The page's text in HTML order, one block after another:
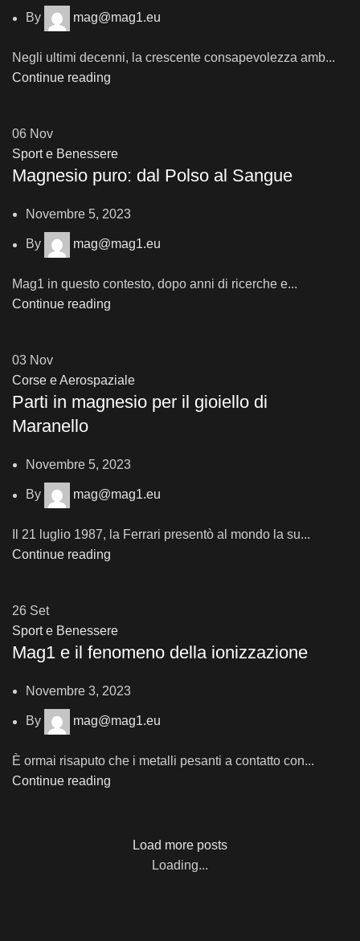
By mag@mag1.eu
Negli ultimi decenni, la crescente consapevolezza amb...
Continue reading
06 Nov
Sport e Benessere
Magnesio puro: dal Polso al Sangue
Novembre 5, 2023
By mag@mag1.eu
Mag1 in questo contesto, dopo anni di ricerche e...
Continue reading
03 Nov
Corse e Aerospaziale
Parti in magnesio per il gioiello di
Maranello
Novembre 5, 2023
By mag@mag1.eu
Il 21 luglio 1987, la Ferrari presentò al mondo la su...
Continue reading
26 Set
Sport e Benessere
Mag1 e il fenomeno della ionizzazione
Novembre 3, 2023
By mag@mag1.eu
È ormai risaputo che i metalli pesanti a contatto con...
Continue reading
Load more posts
Loading...